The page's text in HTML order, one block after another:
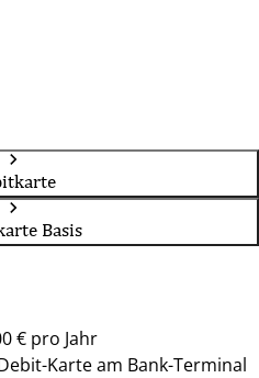
Basis
€ pro Jahr
Karte am Bank-Terminal